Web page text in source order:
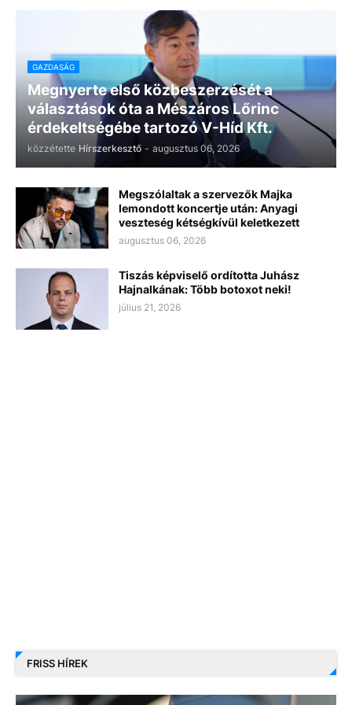
GAZDASÁG
Megnyerte első közbeszerzését a
választások óta a Mészáros Lőrinc
érdekeltségébe tartozó V-Híd Kft.
közzétette Hírszerkesztő - augusztus 06, 2026
Megszólaltak a szervezők Majka
lemondott koncertje után: Anyagi
veszteség kétségkívül keletkezett
augusztus 06, 2026
Tiszás képviselő ordította Juhász
Hajnalkának: Több botoxot neki!
július 21, 2026
FRISS HÍREK